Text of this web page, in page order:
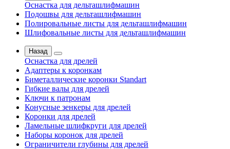
Оснастка для дельташлифмашин
Подошвы для дельташлифмашин
Полировальные листы для дельташлифмашин
Шлифовальные листы для дельташлифмашин
Назад
Оснастка для дрелей
Адаптеры к коронкам
Биметаллические коронки Standart
Гибкие валы для дрелей
Ключи к патронам
Конусные зенкеры для дрелей
Коронки для дрелей
Ламельные шлифкруги для дрелей
Наборы коронок для дрелей
Ограничители глубины для дрелей